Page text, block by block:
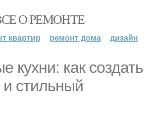
О РЕМОНТЕ
квартир ремонт дома дизайн
кухни: как создать
стильный